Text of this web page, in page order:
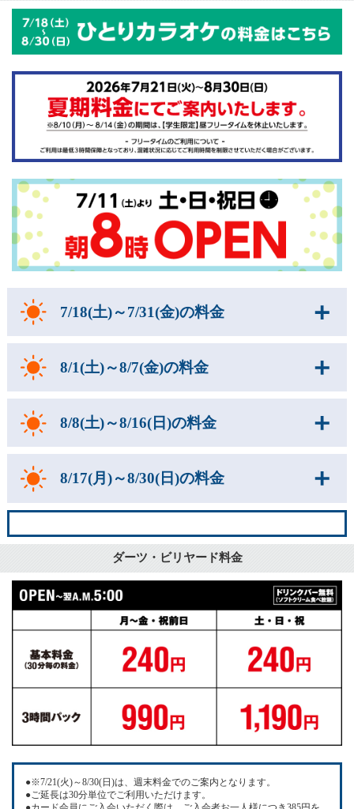
7/18(土)～7/31(金)の料金
8/1(土)～8/7(金)の料金
8/8(土)～8/16(日)の料金
8/17(月)～8/30(日)の料金
ダーツ・ビリヤード料金
●※7/21(火)～8/30(日)は、週末料金でのご案内となります。
●ご延長は30分単位でご利用いただけます。